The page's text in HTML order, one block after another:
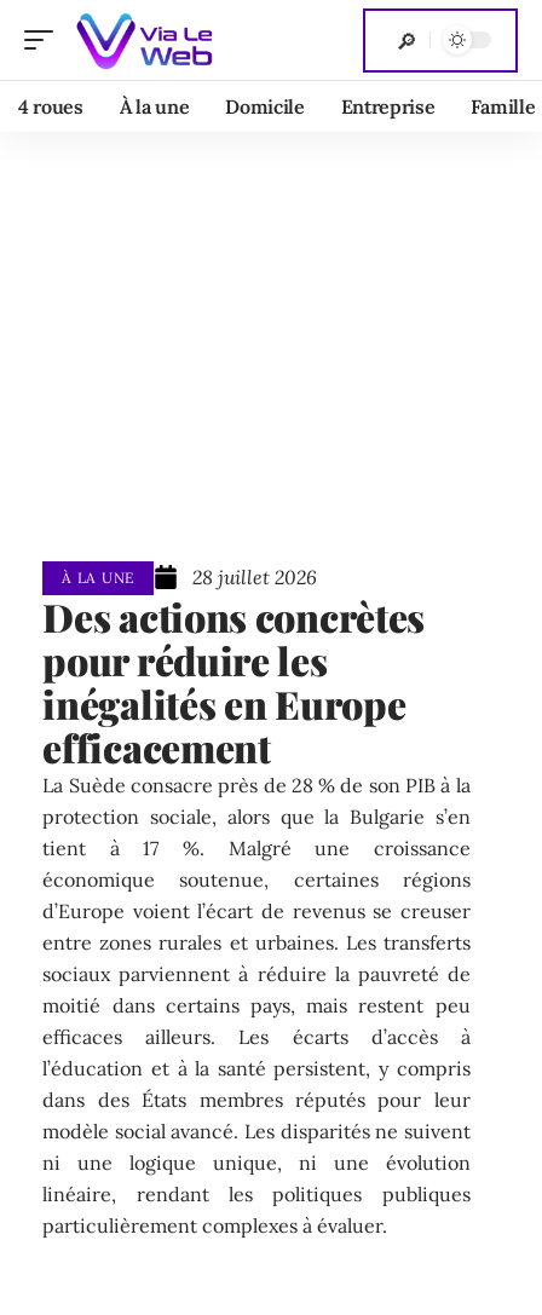
4 roues À la une Domicile Entreprise Famille
À LA UNE 28 juillet 2026
Des actions concrètes
pour réduire les
inégalités en Europe
efficacement
La Suède consacre près de 28 % de son PIB à la
protection sociale, alors que la Bulgarie s’en
tient à 17 %. Malgré une croissance
économique soutenue, certaines régions
d’Europe voient l’écart de revenus se creuser
entre zones rurales et urbaines. Les transferts
sociaux parviennent à réduire la pauvreté de
moitié dans certains pays, mais restent peu
efficaces ailleurs. Les écarts d’accès à
l’éducation et à la santé persistent, y compris
dans des États membres réputés pour leur
modèle social avancé. Les disparités ne suivent
ni une logique unique, ni une évolution
linéaire, rendant les politiques publiques
particulièrement complexes à évaluer.